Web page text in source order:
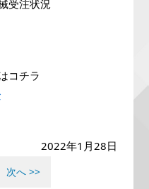
受注状況
コチラ
2022年1月28日
次へ >>